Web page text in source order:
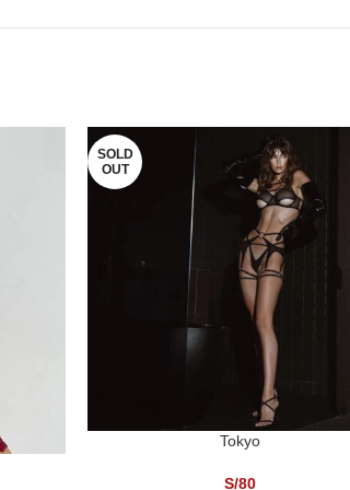
SOLD
OUT
SELECCIONAR OPCIONES
Tokyo
S/80